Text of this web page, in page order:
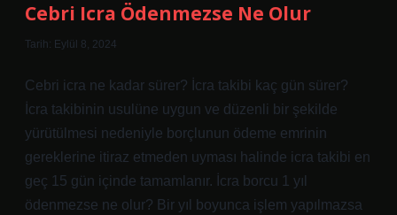
Cebri Icra Ödenmezse Ne Olur
Tarih: Eylül 8, 2024
Cebri icra ne kadar sürer? İcra takibi kaç gün sürer?
İcra takibinin usulüne uygun ve düzenli bir şekilde
yürütülmesi nedeniyle borçlunun ödeme emrinin
gereklerine itiraz etmeden uyması halinde icra takibi en
geç 15 gün içinde tamamlanır. İcra borcu 1 yıl
ödenmezse ne olur? Bir yıl boyunca işlem yapılmazsa